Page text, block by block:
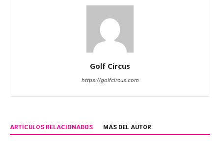
Golf Circus
https://golfcircus.com
ARTÍCULOS RELACIONADOS MÁS DEL AUTOR